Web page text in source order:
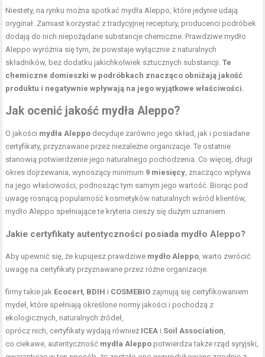
Niestety, na rynku można spotkać mydła Aleppo, które jedynie udają
oryginał. Zamiast korzystać z tradycyjnej receptury, producenci podróbek
dodają do nich niepożądane substancje chemiczne. Prawdziwe mydło
Aleppo wyróżnia się tym, że powstaje wyłącznie z naturalnych
składników, bez dodatku jakichkolwiek sztucznych substancji.Te
chemiczne domieszki w podróbkach znacząco obniżają jakość
produktu i negatywnie wpływają na jego wyjątkowe właściwości.
Jak ocenić jakość mydła Aleppo?
O jakości mydła Aleppo decyduje zarówno jego skład, jak i posiadane
certyfikaty, przyznawane przez niezależne organizacje. Te ostatnie
stanowią potwierdzenie jego naturalnego pochodzenia. Co więcej, długi
okres dojrzewania, wynoszący minimum 9 miesięcy , znacząco wpływa
na jego właściwości, podnosząc tym samym jego wartość. Biorąc pod
uwagę rosnącą popularność kosmetyków naturalnych wśród klientów,
mydło Aleppo spełniające te kryteria cieszy się dużym uznaniem.
Jakie certyfikaty autentyczności posiada mydło Aleppo?
Aby upewnić się, że kupujesz prawdziwe mydło Aleppo , warto zwrócić
uwagę na certyfikaty przyznawane przez różne organizacje.
firmy takie jak Ecocert BDIH i COSMEBIO zajmują się certyfikowaniem
mydeł, które spełniają określone normy jakości i pochodzą z
ekologicznych, naturalnych źródeł,
oprócz nich, certyfikaty wydają również ICEA i Soil Association
co ciekawe, autentyczność mydła Aleppo potwierdza także rząd syryjski,